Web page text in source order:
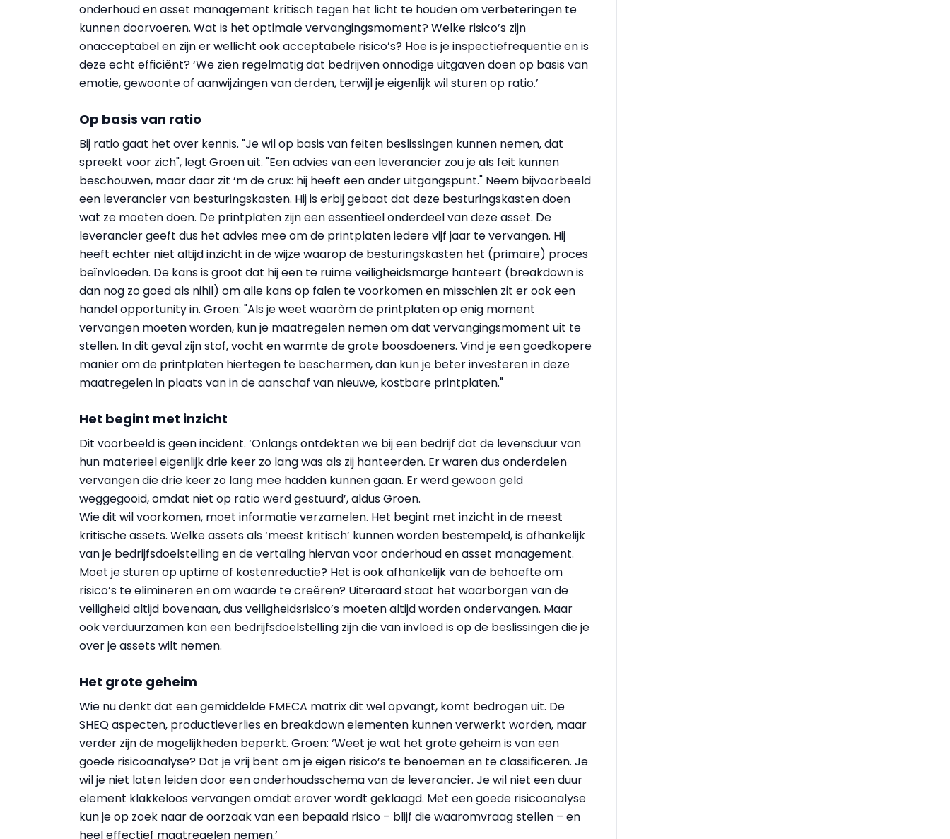
onderhoud en asset management kritisch tegen het licht te houden om verbeteringen te
kunnen doorvoeren. Wat is het optimale vervangingsmoment? Welke risico’s zijn
onacceptabel en zijn er wellicht ook acceptabele risico’s? Hoe is je inspectiefrequentie en is
deze echt efficiënt? ‘We zien regelmatig dat bedrijven onnodige uitgaven doen op basis van
emotie, gewoonte of aanwijzingen van derden, terwijl je eigenlijk wil sturen op ratio.’
Op basis van ratio
Bij ratio gaat het over kennis. "Je wil op basis van feiten beslissingen kunnen nemen, dat
spreekt voor zich", legt Groen uit. "Een advies van een leverancier zou je als feit kunnen
beschouwen, maar daar zit ‘m de crux: hij heeft een ander uitgangspunt." Neem bijvoorbeeld
een leverancier van besturingskasten. Hij is erbij gebaat dat deze besturingskasten doen
wat ze moeten doen. De printplaten zijn een essentieel onderdeel van deze asset. De
leverancier geeft dus het advies mee om de printplaten iedere vijf jaar te vervangen. Hij
heeft echter niet altijd inzicht in de wijze waarop de besturingskasten het (primaire) proces
beïnvloeden. De kans is groot dat hij een te ruime veiligheidsmarge hanteert (breakdown is
dan nog zo goed als nihil) om alle kans op falen te voorkomen en misschien zit er ook een
handel opportunity in. Groen: "Als je weet waaròm de printplaten op enig moment
vervangen moeten worden, kun je maatregelen nemen om dat vervangingsmoment uit te
stellen. In dit geval zijn stof, vocht en warmte de grote boosdoeners. Vind je een goedkopere
manier om de printplaten hiertegen te beschermen, dan kun je beter investeren in deze
maatregelen in plaats van in de aanschaf van nieuwe, kostbare printplaten."
Het begint met inzicht
Dit voorbeeld is geen incident. ‘Onlangs ontdekten we bij een bedrijf dat de levensduur van
hun materieel eigenlijk drie keer zo lang was als zij hanteerden. Er waren dus onderdelen
vervangen die drie keer zo lang mee hadden kunnen gaan. Er werd gewoon geld
weggegooid, omdat niet op ratio werd gestuurd’, aldus Groen.
Wie dit wil voorkomen, moet informatie verzamelen. Het begint met inzicht in de meest
kritische assets. Welke assets als ‘meest kritisch’ kunnen worden bestempeld, is afhankelijk
van je bedrijfsdoelstelling en de vertaling hiervan voor onderhoud en asset management.
Moet je sturen op uptime of kostenreductie? Het is ook afhankelijk van de behoefte om
risico’s te elimineren en om waarde te creëren? Uiteraard staat het waarborgen van de
veiligheid altijd bovenaan, dus veiligheidsrisico’s moeten altijd worden ondervangen. Maar
ook verduurzamen kan een bedrijfsdoelstelling zijn die van invloed is op de beslissingen die je
over je assets wilt nemen.
Het grote geheim
Wie nu denkt dat een gemiddelde FMECA matrix dit wel opvangt, komt bedrogen uit. De
SHEQ aspecten, productieverlies en breakdown elementen kunnen verwerkt worden, maar
verder zijn de mogelijkheden beperkt. Groen: ‘Weet je wat het grote geheim is van een
goede risicoanalyse? Dat je vrij bent om je eigen risico’s te benoemen en te classificeren. Je
wil je niet laten leiden door een onderhoudsschema van de leverancier. Je wil niet een duur
element klakkeloos vervangen omdat erover wordt geklaagd. Met een goede risicoanalyse
kun je op zoek naar de oorzaak van een bepaald risico – blijf die waaromvraag stellen – en
heel effectief maatregelen nemen.’